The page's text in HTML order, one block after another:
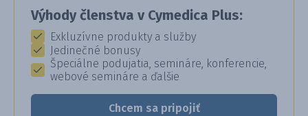
Výhody členstva v Cymedica Plus:
Exkluzívne produkty a služby
Jedinečné bonusy
Špeciálne podujatia, semináre, konferencie,
webové semináre a ďalšie
Chcem sa pripojiť